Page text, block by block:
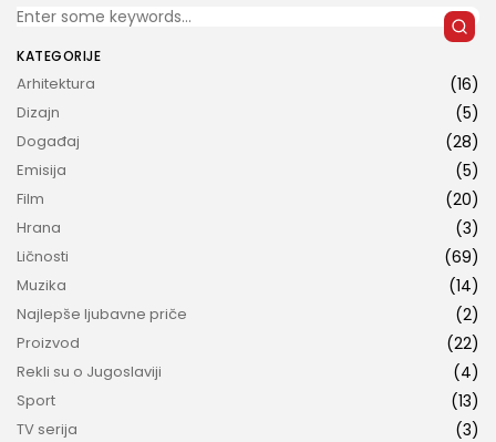
Politikom privatnosti
KATEGORIJE
Arhitektura (16)
Dizajn (5)
Događaj (28)
Emisija (5)
Film (20)
Hrana (3)
Ličnosti (69)
Muzika (14)
Najlepše ljubavne priče (2)
Proizvod (22)
Rekli su o Jugoslaviji (4)
Sport (13)
TV serija (3)